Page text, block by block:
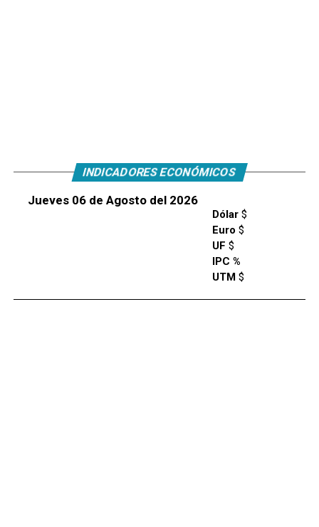
INDICADORES ECONÓMICOS
Jueves 06 de Agosto del 2026
Dólar$
Euro $
UF $
IPC %
UTM$